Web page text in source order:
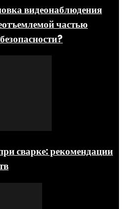
видеонаблюдения
частью
сварке: рекомендации